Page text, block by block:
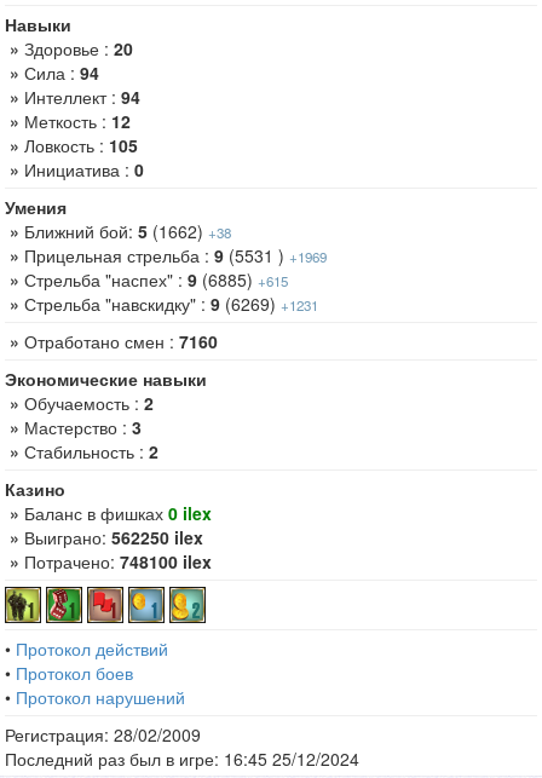
Навыки
» Здоровье : 20
» Сила : 94
» Интеллект : 94
» Меткость : 12
» Ловкость : 105
» Инициатива : 0
Умения
» Ближний бой: 5 (1662) +38
» Прицельная стрельба : 9 (5531 ) +1969
» Стрельба "наспех" : 9 (6885) +615
» Стрельба "навскидку" : 9 (6269) +1231
» Отработано смен : 7160
Экономические навыки
» Обучаемость : 2
» Мастерство : 3
» Стабильность : 2
Казино
» Баланс в фишках 0 ilex
» Выиграно: 562250 ilex
» Потрачено: 748100 ilex
• Протокол действий
• Протокол боев
• Протокол нарушений
Регистрация: 28/02/2009
Последний раз был в игре: 16:45 25/12/2024